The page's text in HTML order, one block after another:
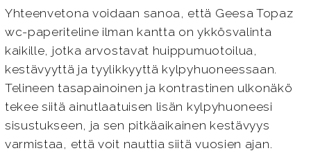
Yhteenvetona voidaan sanoa, että Geesa Topaz
wc-paperiteline ilman kantta on ykkösvalinta
kaikille, jotka arvostavat huippumuotoilua,
kestävyyttä ja tyylikkyyttä kylpyhuoneessaan.
Telineen tasapainoinen ja kontrastinen ulkonäkö
tekee siitä ainutlaatuisen lisän kylpyhuoneesi
sisustukseen, ja sen pitkäaikainen kestävyys
varmistaa, että voit nauttia siitä vuosien ajan.